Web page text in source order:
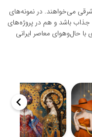
می‌خواهند. در نمونه‌های
جذاب باشد و هم در پروژه‌های
حال‌وهوای معاصر ایرانی